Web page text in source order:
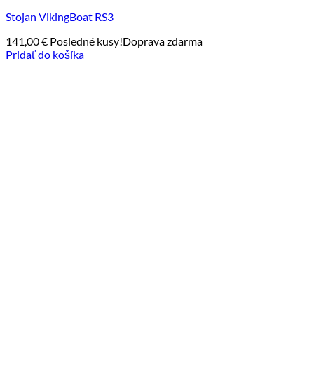
Stojan VikingBoat RS3
141,00€ Posledné kusy!Doprava zdarma
Pridať do košíka